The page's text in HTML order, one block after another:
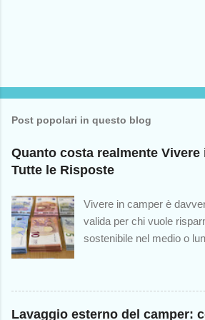
Post popolari in questo blog
Quanto costa realmente Vivere
Tutte le Risposte
Vivere in camper è
valida per chi vuole
sostenibile nel medio o
Queste sono solo alcuni
o dovrebbero cogliere -
pensato di intraprendere
Lavaggio esterno del camper: